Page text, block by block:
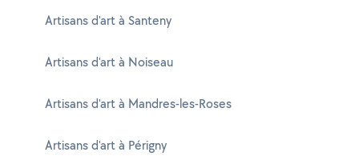
Artisans d'art à Santeny
Artisans d'art à Noiseau
Artisans d'art à Mandres-les-Roses
Artisans d'art à Périgny